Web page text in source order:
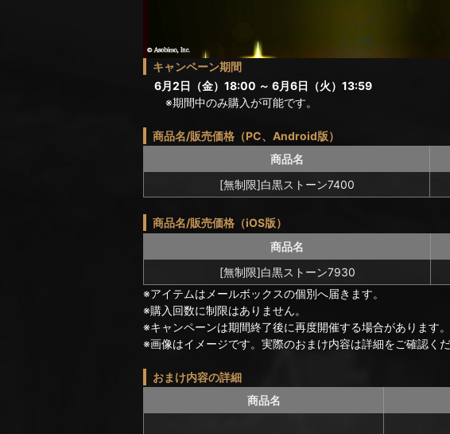
キャンペーン期間
6月2日（金）18:00 ～ 6月6日（火）13:59
※期間中のみ購入が可能です。
商品名/販売価格（PC、Android版）
商品名
[無制限]白黒ストーン7400
商品名/販売価格（iOS版）
商品名
[無制限]白黒ストーン7930
※アイテムはメールボックスの個別へ届きます。
※購入回数に制限はありません。
※キャンペーンは期間終了後に再度開催する場合があります。
※画像はイメージです。実際のおまけ内容は詳細をご確認くだ
おまけ内容の詳細
商品名